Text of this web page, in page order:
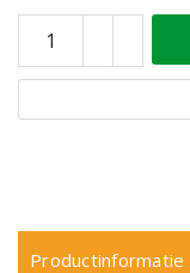
Productinformatie